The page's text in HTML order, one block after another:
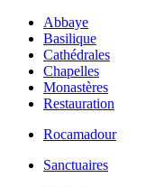
Abbaye
Basilique
Cathédrales
Chapelles
Monastères
Restauration
Rocamadour
Sanctuaires